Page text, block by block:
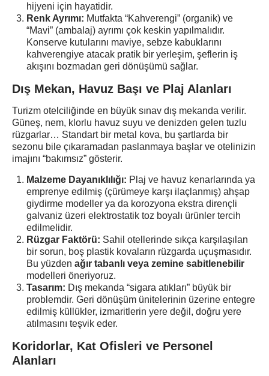
hijyeni için hayatidir.
Renk Ayrımı: Mutfakta “Kahverengi” (organik) ve
“Mavi” (ambalaj) ayrımı çok keskin yapılmalıdır.
Konserve kutularını maviye, sebze kabuklarını
kahverengiye atacak pratik bir yerleşim, şeflerin iş
akışını bozmadan geri dönüşümü sağlar.
Dış Mekan, Havuz Başı ve Plaj Alanları
Turizm otelciliğinde en büyük sınav dış mekanda verilir.
Güneş, nem, klorlu havuz suyu ve denizden gelen tuzlu
rüzgarlar… Standart bir metal kova, bu şartlarda bir
sezonu bile çıkaramadan paslanmaya başlar ve otelinizin
imajını “bakımsız” gösterir.
Malzeme Dayanıklılığı: Plaj ve havuz kenarlarında ya
emprenye edilmiş (çürümeye karşı ilaçlanmış) ahşap
giydirme modeller ya da korozyona ekstra dirençli
galvaniz üzeri elektrostatik toz boyalı ürünler tercih
edilmelidir.
Rüzgar Faktörü: Sahil otellerinde sıkça karşılaşılan
bir sorun, boş plastik kovaların rüzgarda uçuşmasıdır.
Bu yüzden ağır tabanlı veya zemine sabitlenebilir
modelleri öneriyoruz.
Tasarım: Dış mekanda “sigara atıkları” büyük bir
problemdir. Geri dönüşüm ünitelerinin üzerine entegre
edilmiş küllükler, izmaritlerin yere değil, doğru yere
atılmasını teşvik eder.
Koridorlar, Kat Ofisleri ve Personel
Alanları